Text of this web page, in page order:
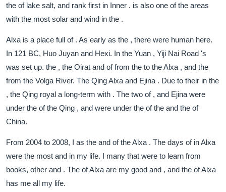
the of lake salt, and rank first in Inner . is also one of the areas
with the most solar and wind in the .
Alxa is a place full of . As early as the , there were human here.
In 121 BC, Huo Juyan and Hexi. In the Yuan , Yiji Nai Road 's
was set up. the , the Oirat and of from the to the Alxa , and the
from the Volga River. The Qing Alxa and Ejina . Due to their in the
, the Qing royal a long-term with . The two of , and Ejina were
under the of the Qing , and were under the of the and the of
China.
From 2004 to 2008, I as the and of the Alxa . The days of in Alxa
were the most and in my life. I many that were to learn from
books, other and . The of Alxa are my good and , and the of Alxa
has me all my life.